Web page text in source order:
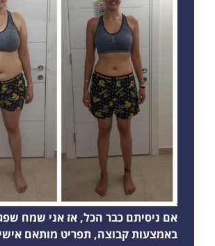
אם ניסיתם כבר הכל, אז אני שמח
באמצעות קבוצה, תפריט מותאם אישית